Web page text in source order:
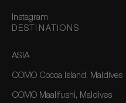
Instagram
DESTINATIONS
ASIA
COMO Cocoa Island, Maldives
COMO Maalifushi, Maldives